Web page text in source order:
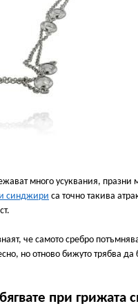
много усуквания, празни
синджири са точно такива
че самото сребро
но отново бижуто трябва да
при грижата